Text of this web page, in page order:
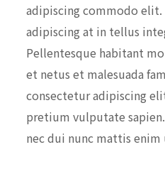
adipiscing commodo
adipiscing at in tellus
Pellentesque habitant
et netus et malesuada
consectetur adipiscing
pretium vulputate
nec dui nunc mattis